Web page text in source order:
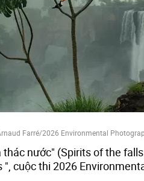
Farré/2026 Environmental
thác nước" (Spirits of the
", cuộc thi 2026